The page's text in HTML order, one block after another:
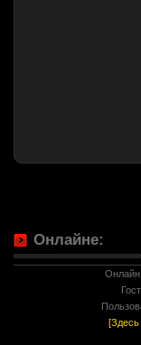
Онлайне:
Онлайн